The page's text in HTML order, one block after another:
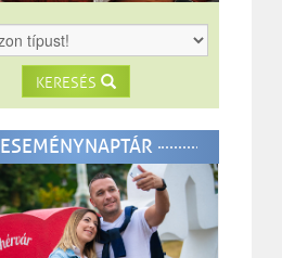
KERESÉS
ESEMÉNYNAPTÁR